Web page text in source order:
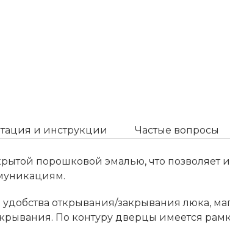
и инструкции Частые вопросы
порошковой эмалью, что
удобства открывания/закрывания
По контуру дверцы имеется